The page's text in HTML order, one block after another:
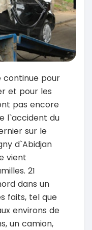
continue pour
et pour les
pas encore
l`accident du
sur le
d`Abidjan
vient
21
dans un
faits, tel que
environs de
un camion,